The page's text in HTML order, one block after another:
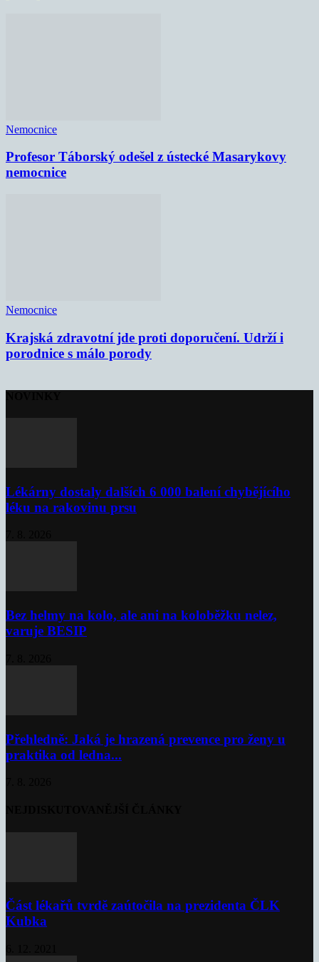
Nemocnice
Profesor Táborský odešel z ústecké Masarykovy
nemocnice
Nemocnice
Krajská zdravotní jde proti doporučení. Udrží i
porodnice s málo porody
Lékárny dostaly dalších 6 000 balení chybějícího
léku na rakovinu prsu
Bez helmy na kolo, ale ani na koloběžku nelez,
varuje BESIP
Přehledně: Jaká je hrazená prevence pro ženy u
praktika od ledna...
Část lékařů tvrdě zaútočila na prezidenta ČLK
Kubka